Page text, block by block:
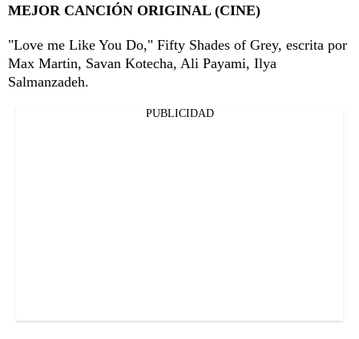
MEJOR CANCIÓN ORIGINAL (CINE)
"Love me Like You Do," Fifty Shades of Grey, escrita por
Max Martin, Savan Kotecha, Ali Payami, Ilya
Salmanzadeh.
PUBLICIDAD